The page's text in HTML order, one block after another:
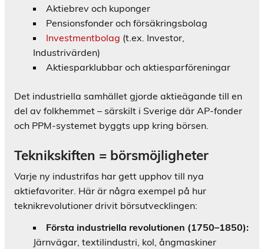
Aktiebrev och kuponger
Pensionsfonder och försäkringsbolag
Investmentbolag (t.ex. Investor,
Industrivärden)
Aktiesparklubbar och aktiesparföreningar
Det industriella samhället gjorde aktieägande till en
del av folkhemmet – särskilt i Sverige där AP-fonder
och PPM-systemet byggts upp kring börsen.
Teknikskiften = börsmöjligheter
Varje ny industrifas har gett upphov till nya
aktiefavoriter. Här är några exempel på hur
teknikrevolutioner drivit börsutvecklingen:
Första industriella revolutionen (1750–1850):
Järnvägar, textilindustri, kol, ångmaskiner